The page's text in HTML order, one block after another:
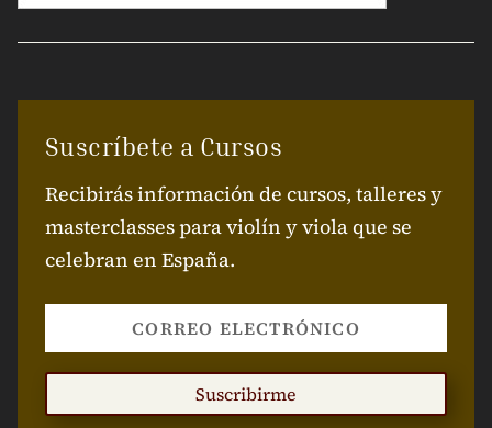
Suscríbete a Cursos
Recibirás información de cursos, talleres y
masterclasses para violín y viola que se
celebran en España.
Suscribirme